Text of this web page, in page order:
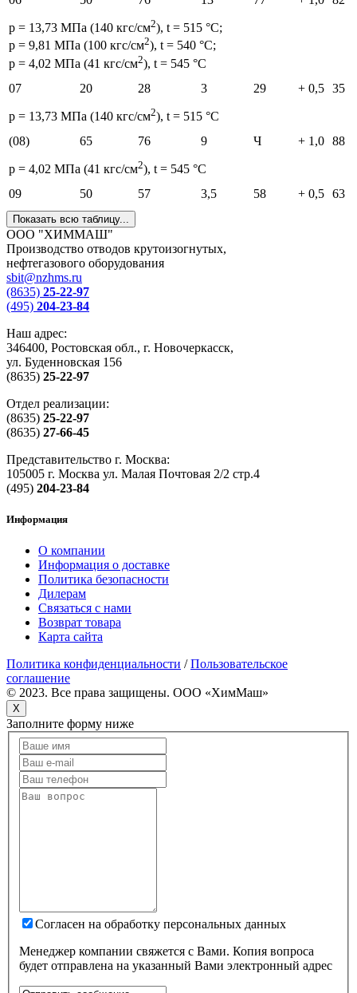
p = 13,73 МПа (140 кгс/см2), t = 515 °С;
p = 9,81 МПа (100 кгс/см2), t = 540 °С;
p = 4,02 МПа (41 кгс/см2), t = 545 °С
07
20 28 3 29 + 0,5 35
p = 13,73 МПа (140 кгс/см2), t = 515 °С
(08)
65 76 9 Ч + 1,0 88
p = 4,02 МПа (41 кгс/см2), t = 545 °С
09
50 57 3,5 58 + 0,5 63
Показать всю таблицу...
ООО "ХИММАШ"
Производство отводов крутоизогнутых,
нефтегазового оборудования
sbit@nzhms.ru
(8635) 25-22-97
(495) 204-23-84
Наш адрес:
346400, Ростовская обл., г. Новочеркасск,
ул. Буденновская 156
(8635) 25-22-97
Отдел реализации:
(8635) 25-22-97
(8635) 27-66-45
Представительство г. Москва:
105005 г. Москва ул. Малая Почтовая 2/2 стр.4
(495) 204-23-84
Информация
О компании
Информация о доставке
Политика безопасности
Дилерам
Связаться с нами
Возврат товара
Карта сайта
Политика конфиденциальности /Пользовательское
соглашение
© 2023. Все права защищены. OOO «ХимМаш»
X
Заполните форму ниже
Согласен на обработку персональных данных
Менеджер компании свяжется с Вами. Копия вопроса
будет отправлена на указанный Вами электронный адрес